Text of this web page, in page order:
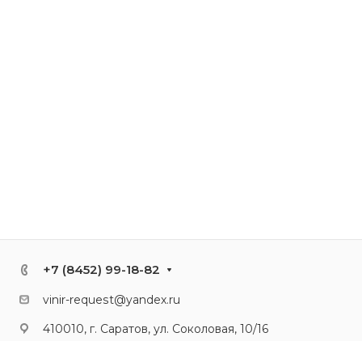
+7 (8452) 99-18-82
vinir-request@yandex.ru
410010, г. Саратов, ул. Соколовая, 10/16